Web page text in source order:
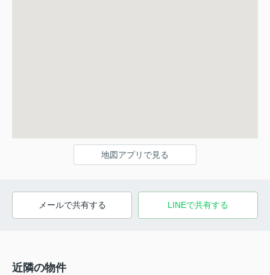
地図アプリで見る
メールで共有する LINEで共有する
近隣の物件